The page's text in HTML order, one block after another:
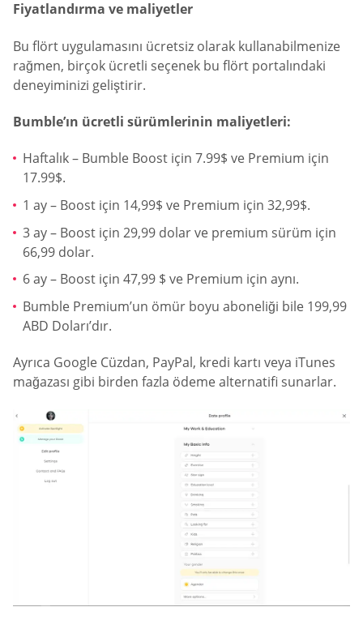
Fiyatlandırma ve maliyetler
Bu flört uygulamasını ücretsiz olarak kullanabilmenize
rağmen, birçok ücretli seçenek bu flört portalındaki
deneyiminizi geliştirir.
Bumble’ın ücretli sürümlerinin maliyetleri:
Haftalık – Bumble Boost için 7.99$ ve Premium için
17.99$.
1 ay – Boost için 14,99$ ve Premium için 32,99$.
3 ay – Boost için 29,99 dolar ve premium sürüm için
66,99 dolar.
6 ay – Boost için 47,99 $ ve Premium için aynı.
Bumble Premium’un ömür boyu aboneliği bile 199,99
ABD Doları’dır.
Ayrıca Google Cüzdan, PayPal, kredi kartı veya iTunes
mağazası gibi birden fazla ödeme alternatifi sunarlar.